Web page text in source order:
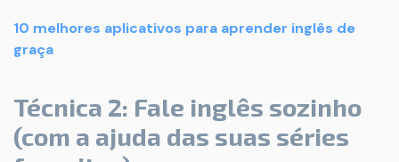
10 melhores aplicativos para aprender inglês de
graça
Técnica 2: Fale inglês sozinho
(com a ajuda das suas séries